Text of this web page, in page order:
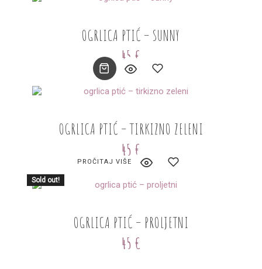
OGRLICA PTIĆ – SUNNY
45 €
to
wishlist
OGRLICA PTIĆ – TIRKIZNO ZELENI
45 €
to
wishlist
OGRLICA PTIĆ – PROLJETNI
45 €
Sold out!
PROČITAJ VIŠE
to